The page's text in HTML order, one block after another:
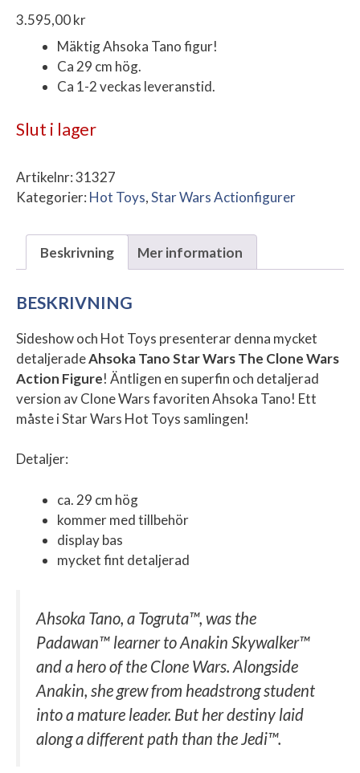
3.595,00kr
Mäktig Ahsoka Tano figur!
Ca 29 cm hög.
Ca 1-2 veckas leveranstid.
Slut i lager
Artikelnr:31327
Kategorier: Hot Toys,Star Wars Actionfigurer
Beskrivning Mer information
BESKRIVNING
Sideshow och Hot Toys presenterar denna mycket
detaljeradeAhsoka Tano Star Wars The Clone Wars
Action Figure! Äntligen en superfin och detaljerad
version av Clone Wars favoriten Ahsoka Tano! Ett
måste i Star Wars Hot Toys samlingen!
Detaljer:
ca. 29 cm hög
kommer med tillbehör
display bas
mycket fint detaljerad
Ahsoka Tano, a Togruta™, was the
Padawan™ learner to Anakin Skywalker™
and a hero of the Clone Wars. Alongside
Anakin, she grew from headstrong student
into a mature leader. But her destiny laid
along a different path than the Jedi™.